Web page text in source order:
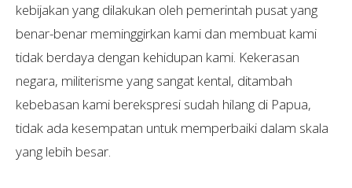
kebijakan yang dilakukan oleh pemerintah pusat yang
benar-benar meminggirkan kami dan membuat kami
tidak berdaya dengan kehidupan kami. Kekerasan
negara, militerisme yang sangat kental, ditambah
kebebasan kami berekspresi sudah hilang di Papua,
tidak ada kesempatan untuk memperbaiki dalam skala
yang lebih besar.